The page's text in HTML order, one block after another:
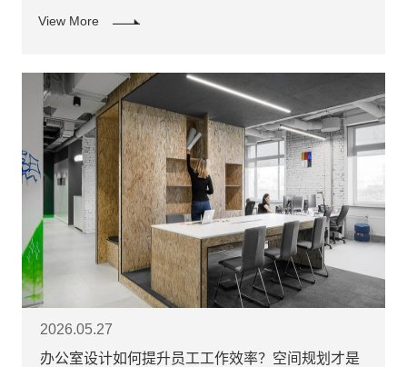
View More
2026.05.27
办公室设计如何提升员工工作效率？空间规划才是